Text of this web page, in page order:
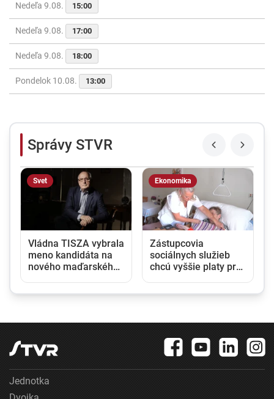
Nedeľa 9.08. 15:00
Nedeľa 9.08. 17:00
Nedeľa 9.08. 18:00
Pondelok 10.08. 13:00
Správy STVR
Svet
Vládna TISZA vybrala
meno kandidáta na
nového maďarského
Ekonomika
Zástupcovia
sociálnych služieb
chcú vyššie platy pre
Jednotka